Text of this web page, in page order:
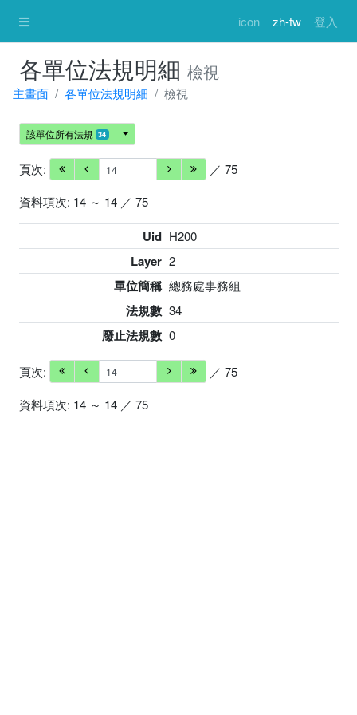
icon zh-tw 登入
各單位法規明細 檢視
主畫面 各單位法規明細 檢視
該單位所有法規 34
頁次:
／ 75
資料項次: 14 ～ 14 ／ 75
Uid H200
Layer 2
單位簡稱 總務處事務組
法規數 34
廢止法規數 0
頁次:
／ 75
資料項次: 14 ～ 14 ／ 75